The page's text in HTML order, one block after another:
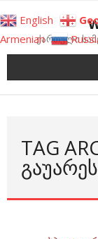
to
contentქართული
TAG
English
Armenian